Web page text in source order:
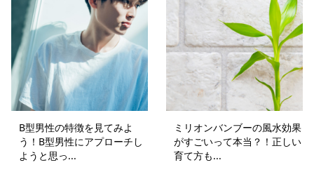
B型男性の特徴を見てみよ
う！B型男性にアプローチし
ようと思っ...
ミリオンバンブーの風水効果
がすごいって本当？！正しい
育て方も...